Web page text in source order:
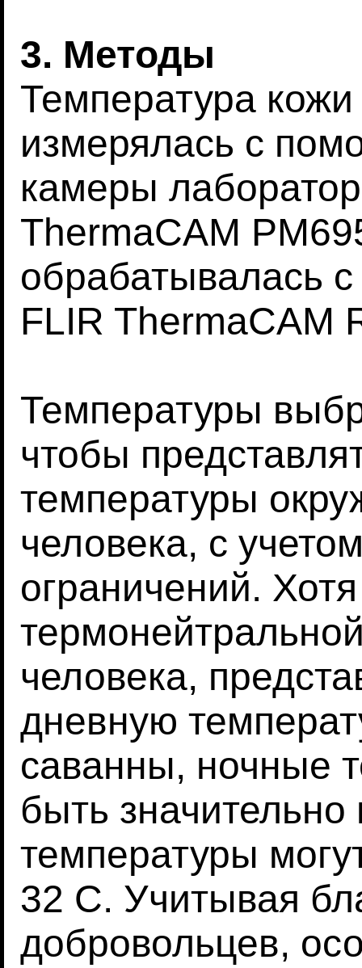
3. Методы
Температура
измерялась с
камеры
ThermaCAM
обрабатывалась
FLIR ThermaCAM
Температуры
чтобы
температуры
человека, с
ограничений.
человека,
дневную
саванны, ночные
быть
температуры
32 C. Учитывая
добровольцев,